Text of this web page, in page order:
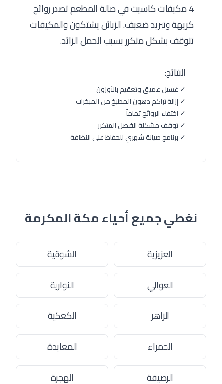
4 مكيفات كاسيت في صالة المطعم تصدر روائح
كريهة وتبريد ضعيف. الزبائن يشتكون والمكيفات
تتوقف بشكل متكرر بسبب الحمل الزائد.
النتائج:
✓ غسيل عميق وتعقيم بالأوزون
✓ إزالة تراكم دهون المطبخ من المبخرات
✓ اختفاء الروائح تماماً
✓ توقف مشكلة الفصل المتكرر
✓ برنامج صيانة شهري للحفاظ على النظافة
نغطي جميع أحياء مكة المكرمة
العزيزية
الشوقية
العوالي
النوارية
الزاهر
الكعكية
الحمراء
المعابدة
الرصيفة
الهجرة